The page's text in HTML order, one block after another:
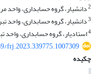
2دانشیار، گروه حسابداری، واحد
3دانشیار، گروه حسابداری، واحد
4استادیار، گروه حسابداری، واحد
frj.2023.339775.1007309
چکیده